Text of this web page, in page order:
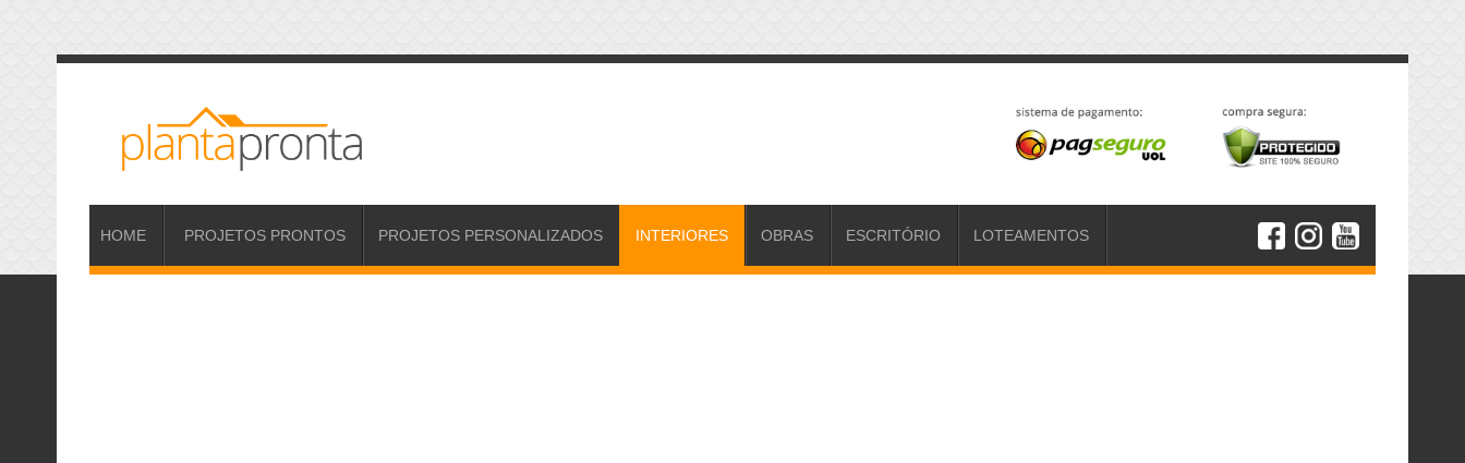
HOME PROJETOS PRONTOS PROJETOS PERSONALIZADOS INTERIORES OBRAS ESCRITÓRIO LOTEAMENTOS